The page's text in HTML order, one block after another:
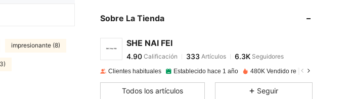
impresionante (8)
Sobre La Tienda
SHE NAI FEI
4.90
4.90
m***0seguidoHace 1 día
4.90
6.3K
Clientes habituales Establecido hace 1 año 480K Vendido recientemente
Todos los artículos Seguir